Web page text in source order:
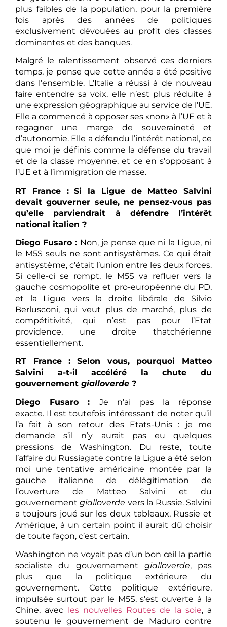
plus faibles de la population, pour la première
fois après des années de politiques
exclusivement dévouées au profit des classes
dominantes et des banques.
Malgré le ralentissement observé ces derniers
temps, je pense que cette année a été positive
dans l’ensemble. L’Italie a réussi à de nouveau
faire entendre sa voix, elle n’est plus réduite à
une expression géographique au service de l’UE.
Elle a commencé à opposer ses «non» à l’UE et à
regagner une marge de souveraineté et
d’autonomie. Elle a défendu l’intérêt national, ce
que moi je définis comme la défense du travail
et de la classe moyenne, et ce en s’opposant à
l’UE et à l’immigration de masse.
RT France : Si la Ligue de Matteo Salvini
devait gouverner seule, ne pensez-vous pas
qu’elle parviendrait à défendre l’intérêt
national italien ?
Diego Fusaro : Non, je pense que ni la Ligue, ni
le M5S seuls ne sont antisystèmes. Ce qui était
antisystème, c’était l’union entre les deux forces.
Si celle-ci se rompt, le M5S va refluer vers la
gauche cosmopolite et pro-européenne du PD,
et la Ligue vers la droite libérale de Silvio
Berlusconi, qui veut plus de marché, plus de
compétitivité, qui n’est pas pour l’Etat
providence, une droite thatchérienne
essentiellement.
RT France :
Selon vous, pourquoi Matteo
Salvini a-t-il accéléré la chute du
gouvernement gialloverde ?
Diego Fusaro : Je n’ai pas la réponse
exacte. Il est toutefois intéressant de noter qu’il
l’a fait à son retour des Etats-Unis : je me
demande s’il n’y aurait pas eu quelques
pressions de Washington. Du reste, toute
l’affaire du Russiagate contre la Ligue a été selon
moi une tentative américaine montée par la
gauche italienne de délégitimation de
l’ouverture de Matteo Salvini et du
gouvernementgialloverde vers la Russie. Salvini
a toujours joué sur les deux tableaux, Russie et
Amérique, à un certain point il aurait dû choisir
de toute façon, c’est certain.
Washington ne voyait pas d’un bon œil la partie
socialiste du gouvernement gialloverde, pas
plus que la politique extérieure du
gouvernement. Cette politique extérieure,
impulsée surtout par le M5S, s’est ouverte à la
Chine, avec
les nouvelles Routes de la soie, a
soutenu le gouvernement de Maduro contre